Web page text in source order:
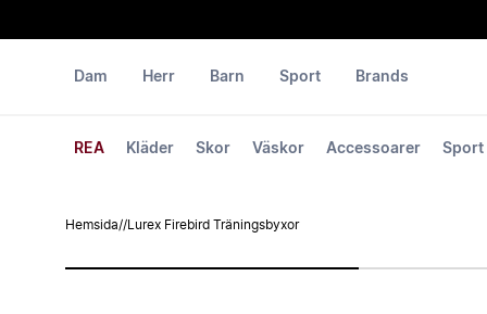
Dam
REA Kläder Skor Väskor Accessoarer Sport
Herr Barn Sport Brands
Hemsida// Lurex Firebird Träningsbyxor